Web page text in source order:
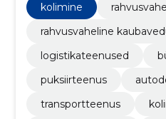
kolimine
rahvusvaheline
logistikateenused
puksiirteenus
transportteenus